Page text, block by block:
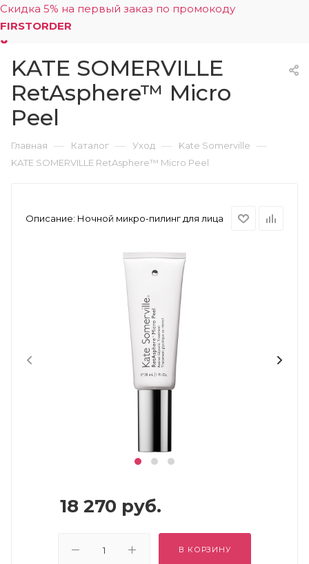
Скидка 5% на первый заказ по промокоду
FIRSTORDER
0
KATE SOMERVILLE
RetAsphere™ Micro
Peel
Главная — Каталог — Уход — Kate Somerville —
KATE SOMERVILLE RetAsphere™ Micro Peel
Описание: Ночной микро-пилинг для лица
18 270 руб.
В КОРЗИНУ